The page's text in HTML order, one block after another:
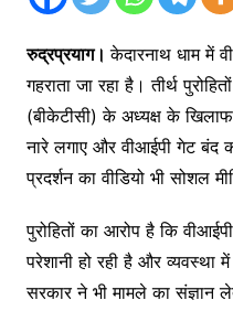
रुद्रप्रयाग।केदारनाथ धाम में
गहराता जा रहा है। तीर्थ
(बीकेटीसी) के अध्यक्ष के खिलाफ
नारे लगाए और वीआईपी गेट बंद
प्रदर्शन का वीडियो भी सोशल
पुरोहितों का आरोप है कि
परेशानी हो रही है और व्यवस्था
सरकार ने भी मामले का